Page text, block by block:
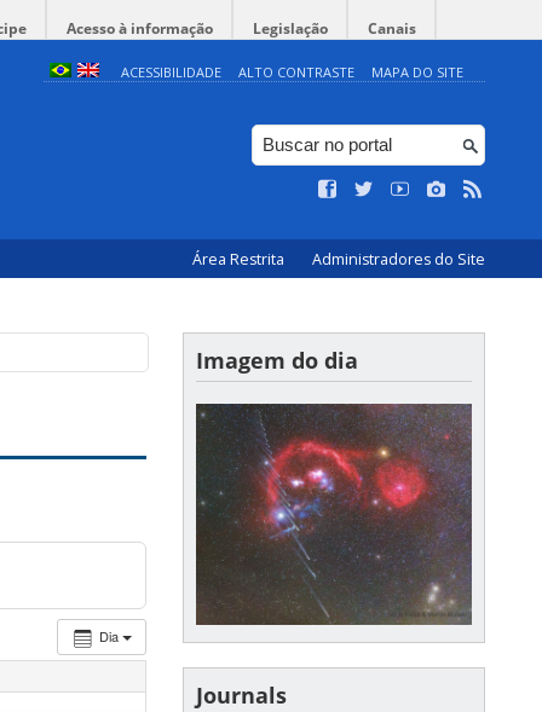
Acesso à informação Legislação Canais
ACESSIBILIDADE ALTO CONTRASTE MAPA DO SITE
Área Restrita Administradores do Site
Dia
Imagem do dia
Journals